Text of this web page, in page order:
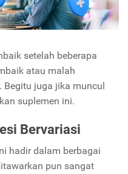
setelah beberapa
atau malah
Begitu juga jika muncul
suplemen ini.
Bervariasi
hadir dalam berbagai
pun sangat